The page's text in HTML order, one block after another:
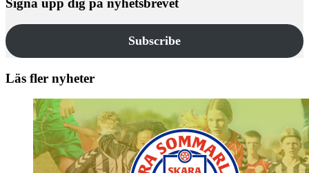
Signa upp dig på nyhetsbrevet
Subscribe
Läs fler nyheter